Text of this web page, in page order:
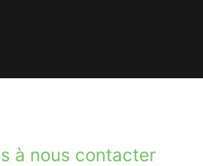
à nous contacter